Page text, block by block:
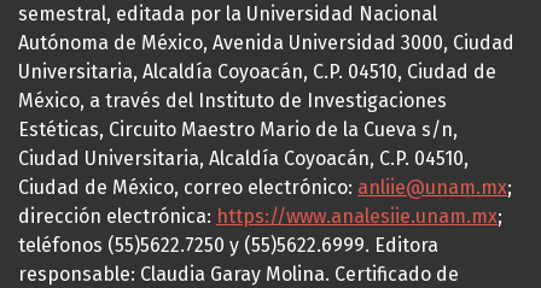
semestral, editada por la Universidad Nacional
Autónoma de México, Avenida Universidad 3000, Ciudad
Universitaria, Alcaldía Coyoacán, C.P. 04510, Ciudad de
México, a través del Instituto de Investigaciones
Estéticas, Circuito Maestro Mario de la Cueva s/n,
Ciudad Universitaria, Alcaldía Coyoacán, C.P. 04510,
Ciudad de México, correo electrónico: anliie@unam.mx;
dirección electrónica: https://www.analesiie.unam.mx;
teléfonos (55)5622.7250 y (55)5622.6999. Editora
responsable: Claudia Garay Molina. Certificado de